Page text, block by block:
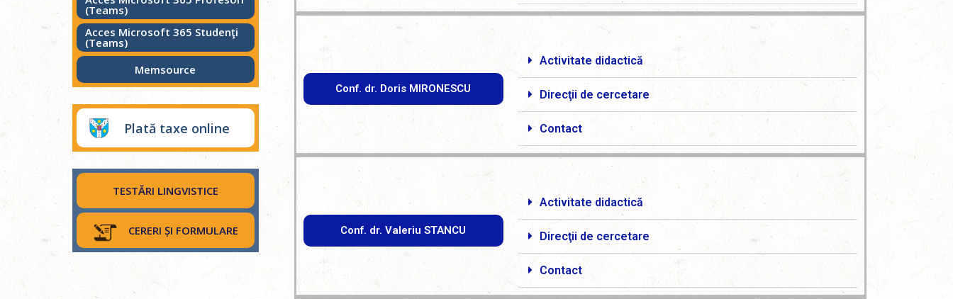
Conf. dr. Doris MIRONESCU
Activitate didactică
Direcţii de cercetare
Contact
Conf. dr. Valeriu STANCU
Activitate didactică
Direcţii de cercetare
Contact
(Teams)
Acces Microsoft 365 Studenţi
(Teams)
Memsource
Plată taxe online
TESTĂRI LINGVISTICE
CERERI ȘI FORMULARE